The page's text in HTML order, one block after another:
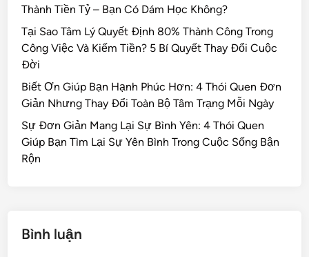
Thành Tiền Tỷ – Bạn Có Dám Học Không?
Tại Sao Tâm Lý Quyết Định 80% Thành Công Trong
Công Việc Và Kiếm Tiền? 5 Bí Quyết Thay Đổi Cuộc
Đời
Biết Ơn Giúp Bạn Hạnh Phúc Hơn: 4 Thói Quen Đơn
Giản Nhưng Thay Đổi Toàn Bộ Tâm Trạng Mỗi Ngày
Sự Đơn Giản Mang Lại Sự Bình Yên: 4 Thói Quen
Giúp Bạn Tìm Lại Sự Yên Bình Trong Cuộc Sống Bận
Rộn
Bình luận